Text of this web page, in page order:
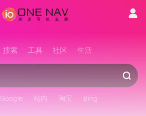
搜索 工具 社区 生活
Google 站内 淘宝 Bing